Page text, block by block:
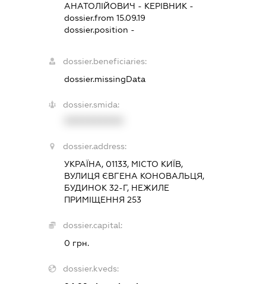
АНАТОЛІЙОВИЧ - КЕРІВНИК-
dossier.from 15.09.19
dossier.position -
dossier.beneficiaries:
dossier.missingData
dossier.smida:
dossier.address:
УКРАЇНА, 01133, МІСТО КИЇВ,
ВУЛИЦЯ ЄВГЕНА КОНОВАЛЬЦЯ,
БУДИНОК 32-Г, НЕЖИЛЕ
ПРИМІЩЕННЯ 253
dossier.capital:
0 грн.
dossier.kveds: